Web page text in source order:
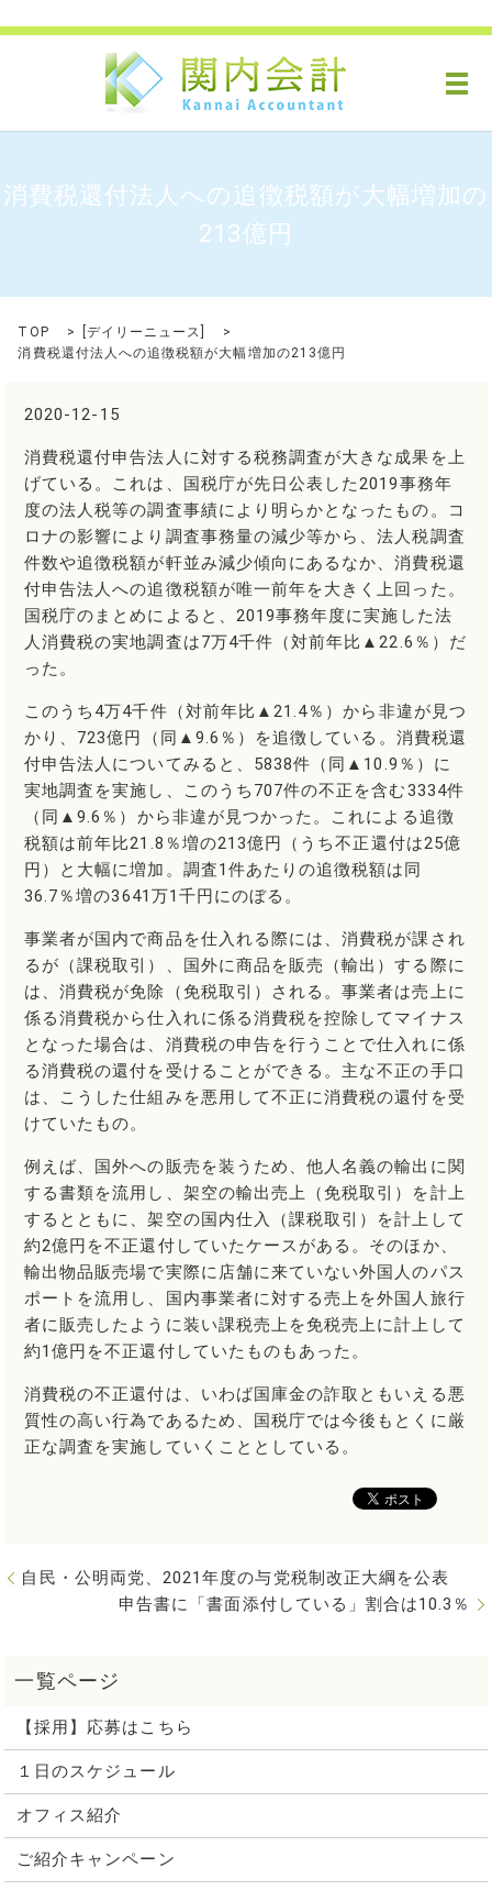
メ
消費税還付法人への追徴税額が大幅増加の
213億円
TOP デイリーニュース
消費税還付法人への追徴税額が大幅増加の213億円
2020-12-15
消費税還付申告法人に対する税務調査が大きな成果を上
げている。これは、国税庁が先日公表した2019事務年
度の法人税等の調査事績により明らかとなったもの。コ
ロナの影響により調査事務量の減少等から、法人税調査
件数や追徴税額が軒並み減少傾向にあるなか、消費税還
付申告法人への追徴税額が唯一前年を大きく上回った。
国税庁のまとめによると、2019事務年度に実施した法
人消費税の実地調査は7万4千件（対前年比▲22.6％）だ
った。
このうち4万4千件（対前年比▲21.4％）から非違が見つ
かり、723億円（同▲9.6％）を追徴している。消費税還
付申告法人についてみると、5838件（同▲10.9％）に
実地調査を実施し、このうち707件の不正を含む3334件
（同▲9.6％）から非違が見つかった。これによる追徴
税額は前年比21.8％増の213億円（うち不正還付は25億
円）と大幅に増加。調査1件あたりの追徴税額は同
36.7％増の3641万1千円にのぼる。
事業者が国内で商品を仕入れる際には、消費税が課され
るが（課税取引）、国外に商品を販売（輸出）する際に
は、消費税が免除（免税取引）される。事業者は売上に
係る消費税から仕入れに係る消費税を控除してマイナス
となった場合は、消費税の申告を行うことで仕入れに係
る消費税の還付を受けることができる。主な不正の手口
は、こうした仕組みを悪用して不正に消費税の還付を受
けていたもの。
例えば、国外への販売を装うため、他人名義の輸出に関
する書類を流用し、架空の輸出売上（免税取引）を計上
するとともに、架空の国内仕入（課税取引）を計上して
約2億円を不正還付していたケースがある。そのほか、
輸出物品販売場で実際に店舗に来ていない外国人のパス
ポートを流用し、国内事業者に対する売上を外国人旅行
者に販売したように装い課税売上を免税売上に計上して
約1億円を不正還付していたものもあった。
消費税の不正還付は、いわば国庫金の詐取ともいえる悪
質性の高い行為であるため、国税庁では今後もとくに厳
正な調査を実施していくこととしている。
自民・公明両党、2021年度の与党税制改正大綱を公表
申告書に「書面添付している」割合は10.3％
【採用】応募はこちら
１日のスケジュール
オフィス紹介
ご紹介キャンペーン